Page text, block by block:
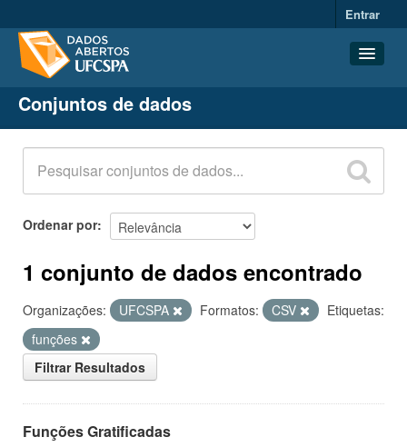
Entrar
Conjuntos de dados
Organizações
Grupos
Sobre
Conjuntos de dados
Ordenar por
1 conjunto de dados encontrado
Organizações: UFCSPA Formatos: CSV
Etiquetas:
funções
Filtrar Resultados
Funções Gratificadas